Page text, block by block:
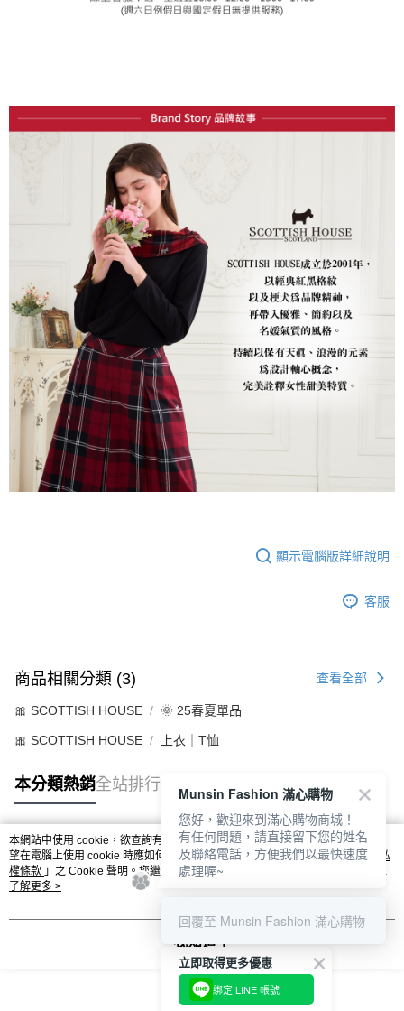
顯示電腦版詳細說明
客服
商品相關分類 (3) 查看全部
🎀 SCOTTISH HOUSE 🌞 25春夏單品
🎀 SCOTTISH HOUSE 上衣｜T恤
本分類熱銷全站排行
熱門標籤
本網站中使用 cookie，欲查詢有關本網站使用 cookie 方式之詳情，及若您不希
望在電腦上使用 cookie 時應如何變更電腦的 cookie 設定，請參閱本網站「
隱私
權條款 」之 Cookie 聲明。您繼續使用本網站即表示您同意本公司得按本網站使
用條款之 Cookie 聲明使用 cookie。
了解更多 >
我知道了
立即取得更多優惠
綁定 LINE 帳號
Munsin Fashion 滿心購物
您好，歡迎來到滿心購物商城！
有任何問題，請直接留下您的姓名
及聯絡電話，方便我們以最快速度
處理喔~
回覆至 Munsin Fashion 滿心購物